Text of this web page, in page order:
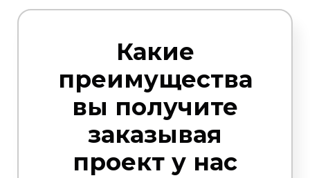
Какие
преимущества
вы получите
заказывая
проект у нас